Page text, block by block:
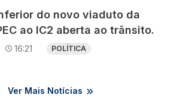
do novo viaduto da
ao IC2 aberta ao trânsito.
16:21 POLÍTICA
Ver Mais Notícias